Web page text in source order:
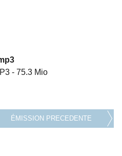
- 75.3 Mio
ÉMISSION PRECEDENTE